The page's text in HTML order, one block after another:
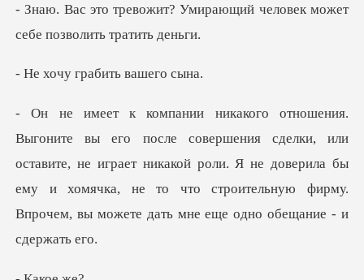
Умирающий человек может
се
грабить ва
и, или
оставите, не играет никакой роли. Я не доверила бы
ему и хомячка, не то что